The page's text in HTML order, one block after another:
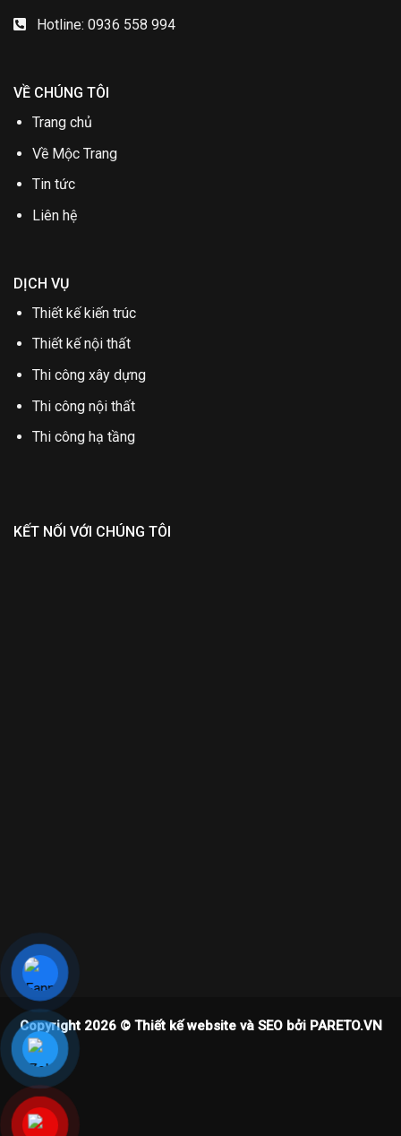
Hotline: 0936 558 994
VỀ CHÚNG TÔI
Trang chủ
Về Mộc Trang
Tin tức
Liên hệ
DỊCH VỤ
Thiết kế kiến trúc
Thiết kế nội thất
Thi công xây dựng
Thi công nội thất
Thi công hạ tầng
KẾT NỐI VỚI CHÚNG TÔI
Copyright 2026 © Thiết kế website và SEO bởi PARETO.VN